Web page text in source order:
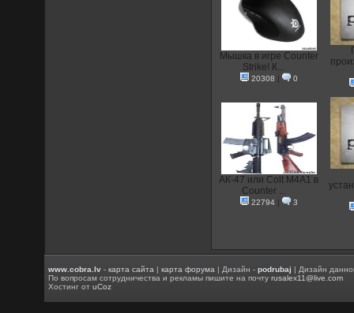
Мышка в игре Counter
Strike! К...
20308 | 0
АК-47 или Colt M4A1 в
Counter ...
22794| 3
www.cobra.lv -карта сайта |карта форума | Дизайн -podrubaj | Дизайн
По вопросам сотрудничества и рекламы пишите на почтуrusalex11@live.com
Хостинг отuCoz